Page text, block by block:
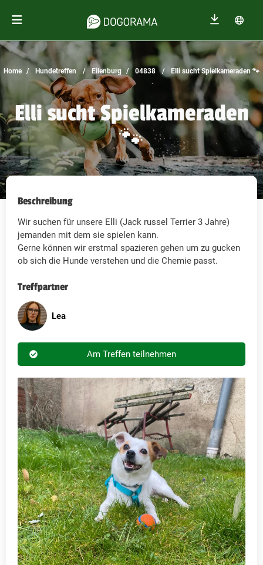
Home Hundetreffen Eilenburg 04838 Elli sucht Spielkameraden 🐾
Elli sucht Spielkameraden
🐾
Beschreibung
Wir suchen für unsere Elli (Jack russel Terrier 3 Jahre)
jemanden mit dem sie spielen kann.
Gerne können wir erstmal spazieren gehen um zu gucken
ob sich die Hunde verstehen und die Chemie passt.
Treffpartner
Lea
Am Treffen teilnehmen